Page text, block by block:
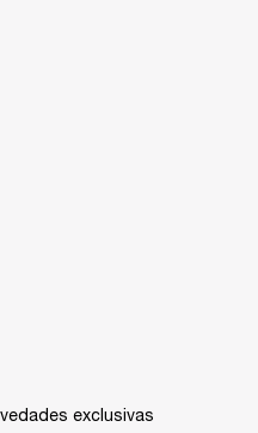
exclusivas